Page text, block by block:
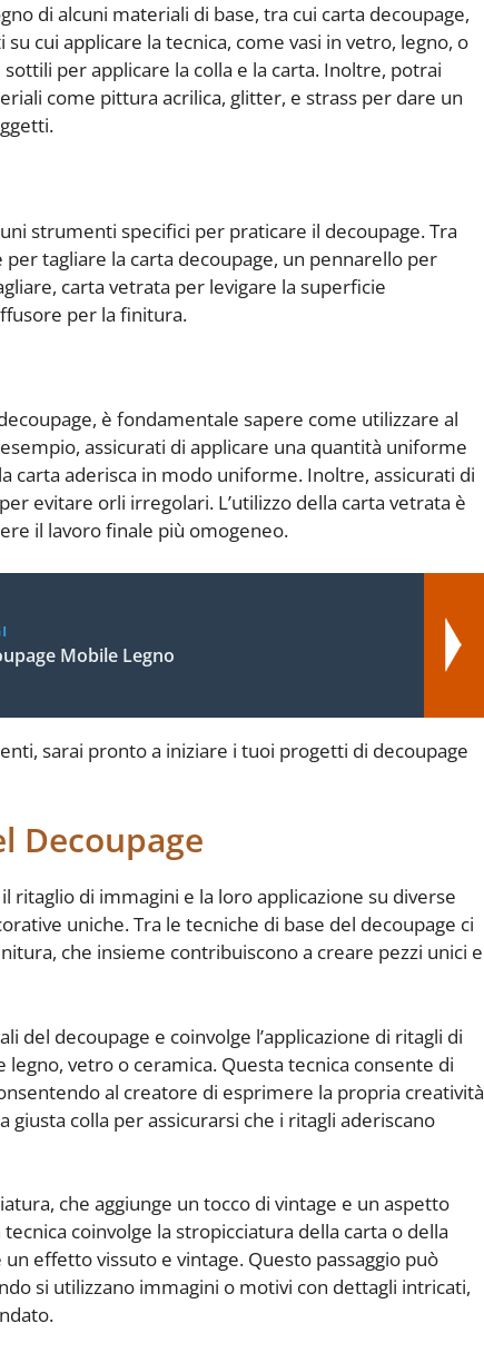
di alcuni materiali di base, tra cui carta decoupage,
cui applicare la tecnica, come vasi in vetro, legno, o
per applicare la colla e la carta. Inoltre, potrai
come pittura acrilica, glitter, e strass per dare un
strumenti specifici per praticare il decoupage. Tra
tagliare la carta decoupage, un pennarello per
carta vetrata per levigare la superficie
per la finitura.
è fondamentale sapere come utilizzare al
assicurati di applicare una quantità uniforme
carta aderisca in modo uniforme. Inoltre, assicurati di
evitare orli irregolari. L’utilizzo della carta vetrata è
il lavoro finale più omogeneo.
Mobile Legno
sarai pronto a iniziare i tuoi progetti di decoupage
Decoupage
ritaglio di immagini e la loro applicazione su diverse
uniche. Tra le tecniche di base del decoupage ci
che insieme contribuiscono a creare pezzi unici e
del decoupage e coinvolge l’applicazione di ritagli di
vetro o ceramica. Questa tecnica consente di
al creatore di esprimere la propria creatività
giusta colla per assicurarsi che i ritagli aderiscano
che aggiunge un tocco di vintage e un aspetto
coinvolge la stropicciatura della carta o della
effetto vissuto e vintage. Questo passaggio può
si utilizzano immagini o motivi con dettagli intricati,